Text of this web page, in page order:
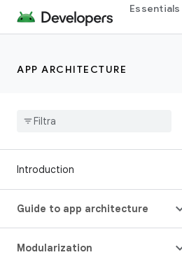
Essentials
APP ARCHITECTURE
Introduction
Guide to app architecture
Modularization